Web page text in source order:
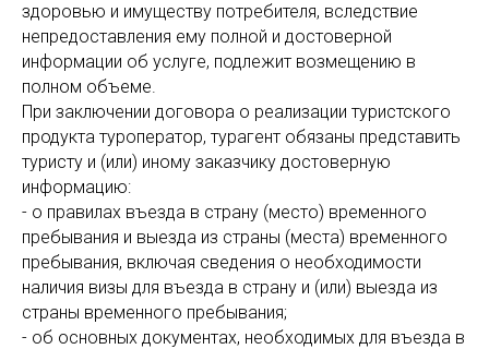
здоровью и имуществу потребителя, вследствие
непредоставления ему полной и достоверной
информации об услуге, подлежит возмещению в
полном объеме.
При заключении договора о реализации туристского
продукта туроператор, турагент обязаны представить
туристу и (или) иному заказчику достоверную
информацию:
- о правилах въезда в страну (место) временного
пребывания и выезда из страны (места) временного
пребывания, включая сведения о необходимости
наличия визы для въезда в страну и (или) выезда из
страны временного пребывания;
- об основных документах, необходимых для въезда в